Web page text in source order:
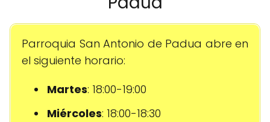
Parroquia San Antonio de Padua abre en
el siguiente horario:
Martes: 18:00-19:00
Miércoles: 18:00-18:30